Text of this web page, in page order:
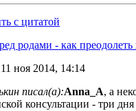
с цитатой
родами - как преодолеть
ноя 2014, 14:14
писал(а):Anna_A, а
консультации - три